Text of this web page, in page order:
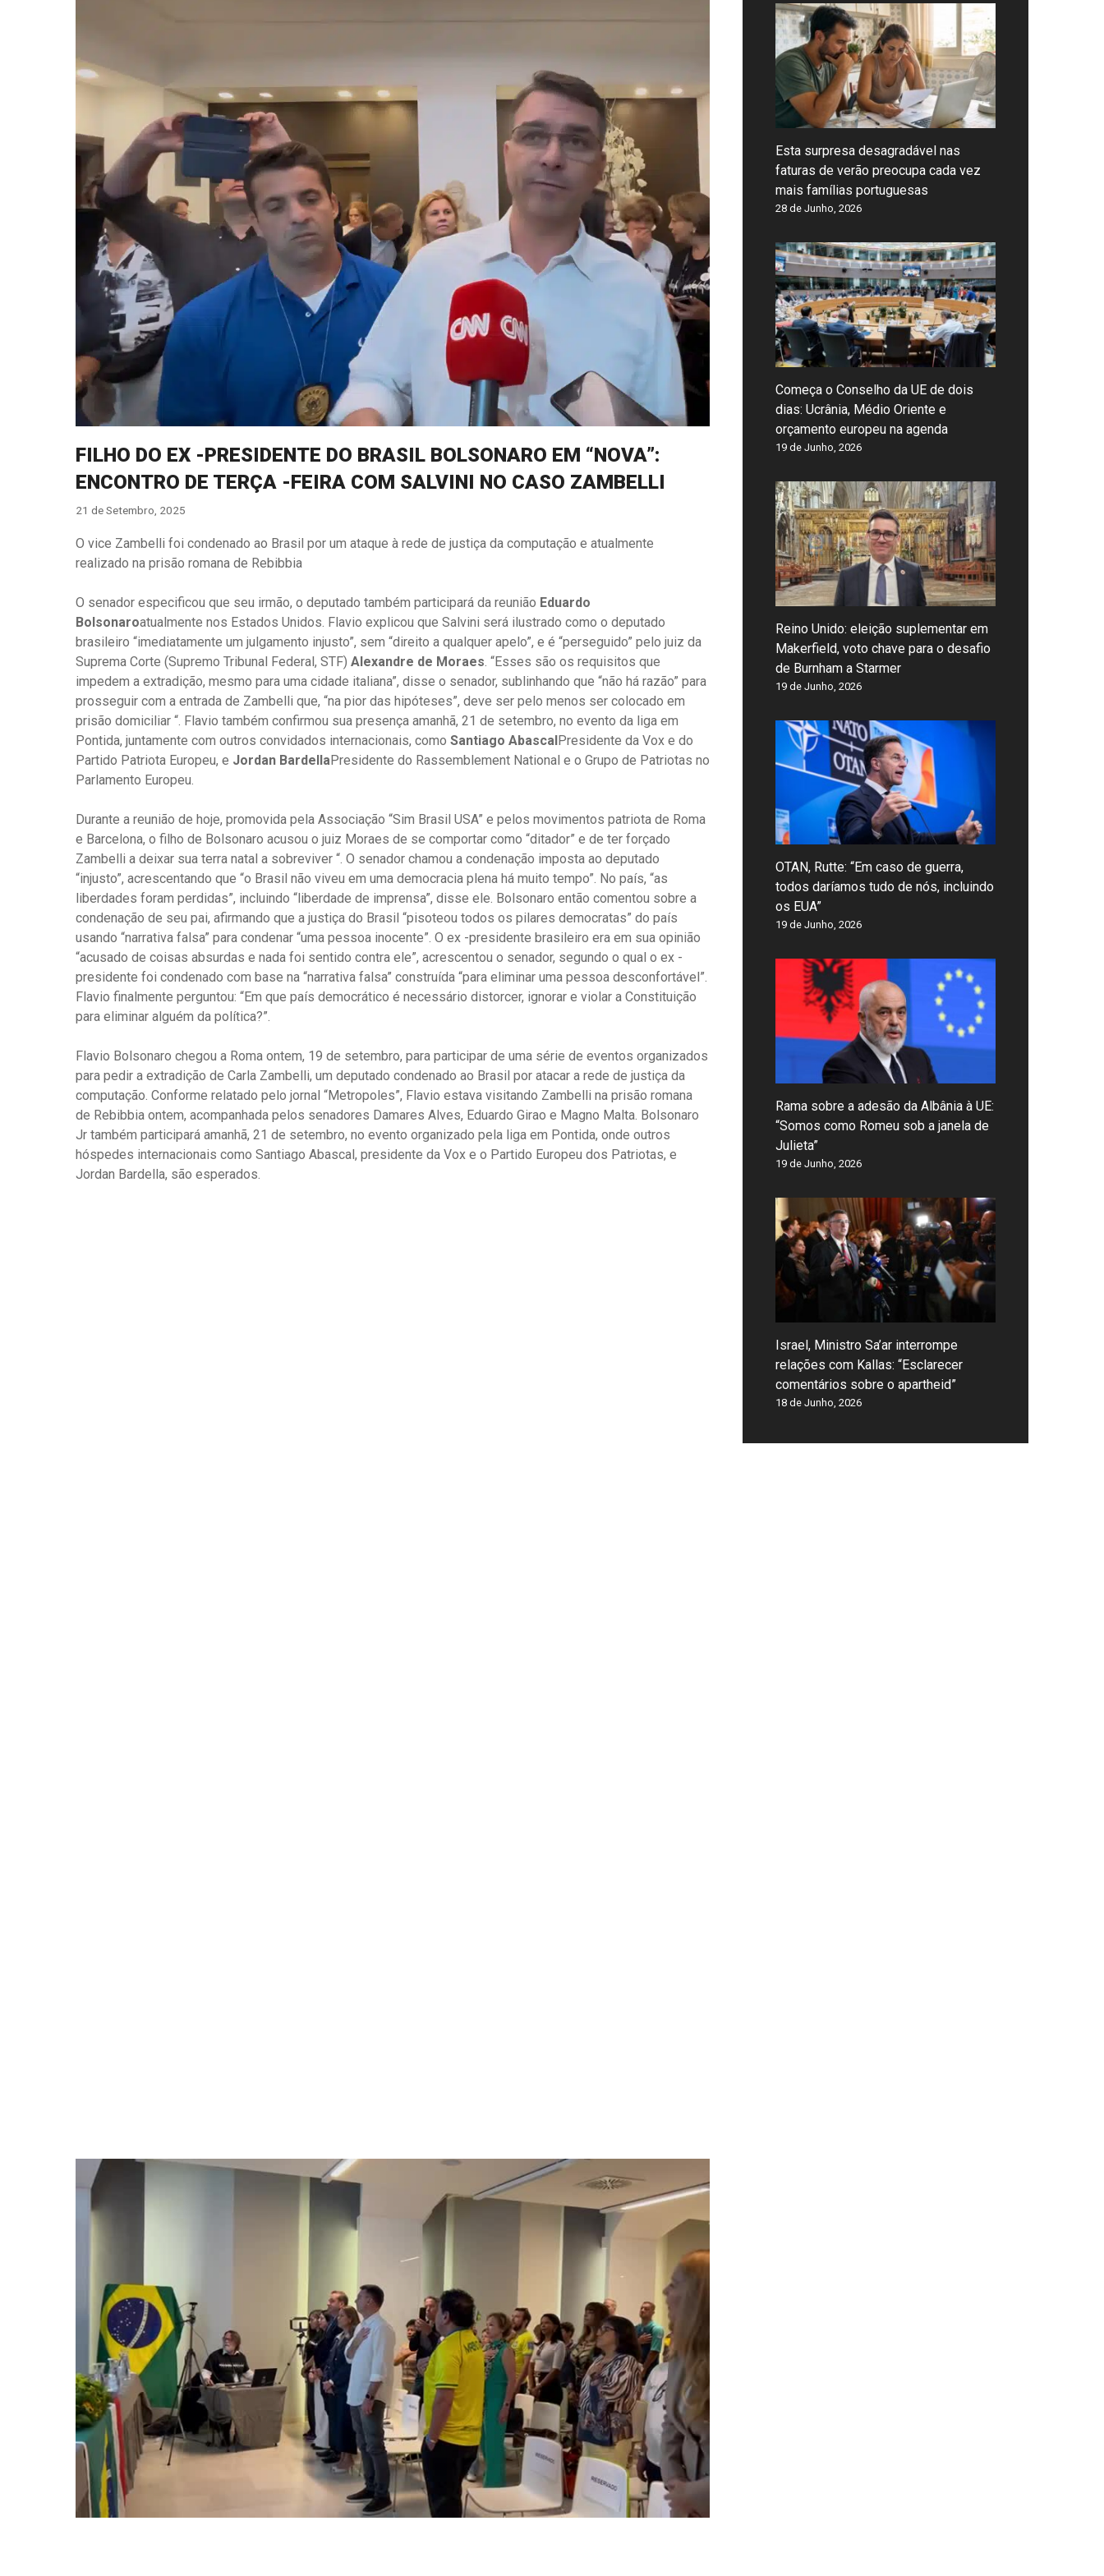
FILHO DO EX -PRESIDENTE DO BRASIL BOLSONARO EM “NOVA”:
ENCONTRO DE TERÇA -FEIRA COM SALVINI NO CASO ZAMBELLI
21 de Setembro, 2025
O vice Zambelli foi condenado ao Brasil por um ataque à rede de justiça da computação e atualmente
realizado na prisão romana de Rebibbia
O senador especificou que seu irmão, o deputado também participará da reunião Eduardo
Bolsonaroatualmente nos Estados Unidos. Flavio explicou que Salvini será ilustrado como o deputado
brasileiro “imediatamente um julgamento injusto”, sem “direito a qualquer apelo”, e é “perseguido” pelo juiz da
Suprema Corte (Supremo Tribunal Federal, STF) Alexandre de Moraes. “Esses são os requisitos que
impedem a extradição, mesmo para uma cidade italiana”, disse o senador, sublinhando que “não há razão” para
prosseguir com a entrada de Zambelli que, “na pior das hipóteses”, deve ser pelo menos ser colocado em
prisão domiciliar “. Flavio também confirmou sua presença amanhã, 21 de setembro, no evento da liga em
Pontida, juntamente com outros convidados internacionais, como Santiago Abascal Presidente da Vox e do
Partido Patriota Europeu, e Jordan BardellaPresidente do Rassemblement National e o Grupo de Patriotas no
Parlamento Europeu.
Durante a reunião de hoje, promovida pela Associação “Sim Brasil USA” e pelos movimentos patriota de Roma
e Barcelona, ​​o filho de Bolsonaro acusou o juiz Moraes de se comportar como “ditador” e de ter forçado
Zambelli a deixar sua terra natal a sobreviver “. O senador chamou a condenação imposta ao deputado
“injusto”, acrescentando que “o Brasil não viveu em uma democracia plena há muito tempo”. No país, “as
liberdades foram perdidas”, incluindo “liberdade de imprensa”, disse ele. Bolsonaro então comentou sobre a
condenação de seu pai, afirmando que a justiça do Brasil “pisoteou todos os pilares democratas” do país
usando “narrativa falsa” para condenar “uma pessoa inocente”. O ex -presidente brasileiro era em sua opinião
“acusado de coisas absurdas e nada foi sentido contra ele”, acrescentou o senador, segundo o qual o ex -
presidente foi condenado com base na “narrativa falsa” construída “para eliminar uma pessoa desconfortável”.
Flavio finalmente perguntou: “Em que país democrático é necessário distorcer, ignorar e violar a Constituição
para eliminar alguém da política?”.
Flavio Bolsonaro chegou a Roma ontem, 19 de setembro, para participar de uma série de eventos organizados
para pedir a extradição de Carla Zambelli, um deputado condenado ao Brasil por atacar a rede de justiça da
computação. Conforme relatado pelo jornal “Metropoles”, Flavio estava visitando Zambelli na prisão romana
de Rebibbia ontem, acompanhada pelos senadores Damares Alves, Eduardo Girao e Magno Malta. Bolsonaro
Jr também participará amanhã, 21 de setembro, no evento organizado pela liga em Pontida, onde outros
hóspedes internacionais como Santiago Abascal, presidente da Vox e o Partido Europeu dos Patriotas, e
Jordan Bardella, são esperados.
Esta surpresa desagradável nas
faturas de verão preocupa cada vez
mais famílias portuguesas
28 de Junho, 2026
Começa o Conselho da UE de dois
dias: Ucrânia, Médio Oriente e
orçamento europeu na agenda
19 de Junho, 2026
Reino Unido: eleição suplementar em
Makerfield, voto chave para o desafio
de Burnham a Starmer
19 de Junho, 2026
OTAN, Rutte: “Em caso de guerra,
todos daríamos tudo de nós, incluindo
os EUA”
19 de Junho, 2026
Rama sobre a adesão da Albânia à UE:
“Somos como Romeu sob a janela de
Julieta”
19 de Junho, 2026
Israel, Ministro Sa’ar interrompe
relações com Kallas: “Esclarecer
comentários sobre o apartheid”
18 de Junho, 2026